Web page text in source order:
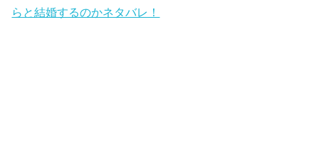
らと結婚するのかネタバレ！